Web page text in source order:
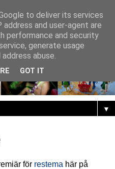
▼
för restema här på
to deliver its services
and user-agent are
performance and security
generate usage
abuse.
GOT IT